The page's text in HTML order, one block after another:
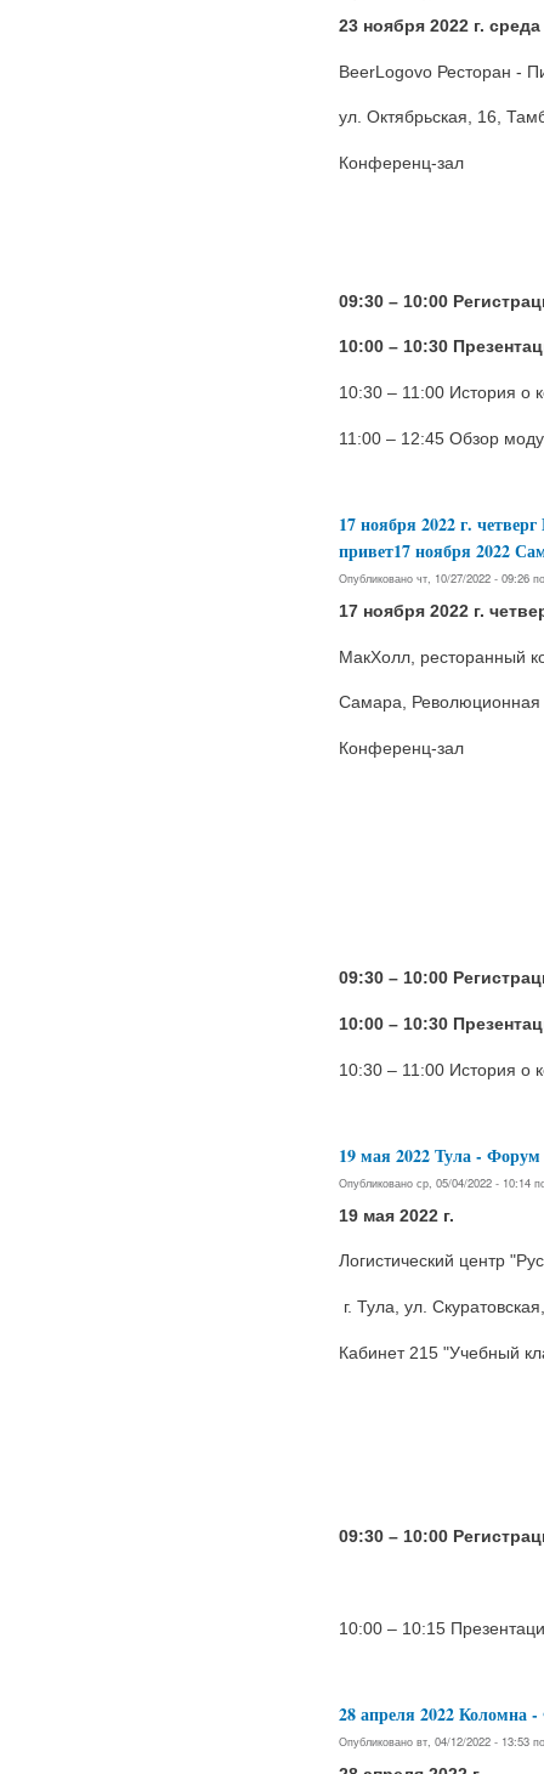
23 ноября 2022 г. среда
BeerLogovo Ресторан -
ул. Октябрьская, 16,
Конференц-зал
09:30 – 10:00
10:00 – 10:30
10:30 – 11:00 История о
11:00 – 12:45 Обзор
17 ноября 2022 г.
привет17 ноября 2022
Опубликовано чт, 10/27/2022 - 09:26
17 ноября 2022 г.
МакХолл, ресторанный
Самара, Революционная
Конференц-зал
09:30 – 10:00
10:00 – 10:30
10:30 – 11:00 История о
19 мая 2022 Тула -
Опубликовано ср, 05/04/2022 - 10:14
19 мая 2022 г.
Логистический центр
г. Тула, ул.
Кабинет 215 "Учебный
09:30 – 10:00
10:00 – 10:15
28 апреля 2022
Опубликовано вт, 04/12/2022 - 13:53